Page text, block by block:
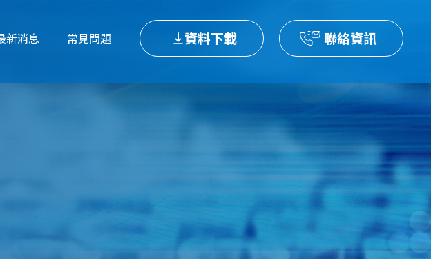
新消息 常見問題 資料下載 聯絡資訊